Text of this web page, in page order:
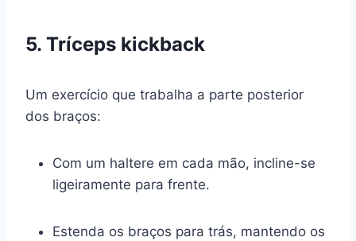
5. Tríceps kickback
Um exercício que trabalha a parte posterior
dos braços:
Com um haltere em cada mão, incline-se
ligeiramente para frente.
Estenda os braços para trás, mantendo os